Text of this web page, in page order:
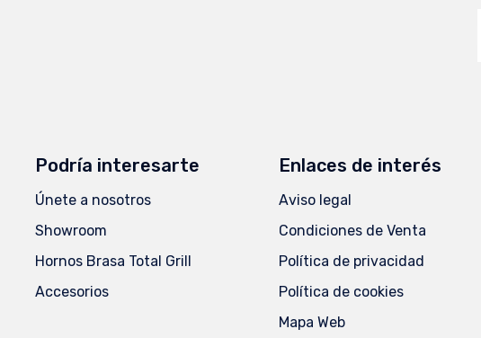
Podría interesarte
Únete a nosotros
Showroom
Hornos Brasa Total Grill
Accesorios
Enlaces de interés
Aviso legal
Condiciones de Venta
Política de privacidad
Política de cookies
Mapa Web